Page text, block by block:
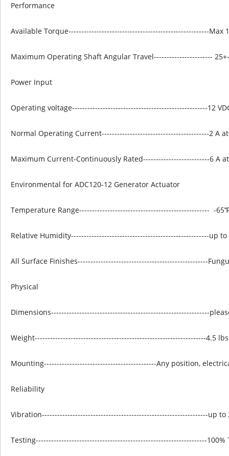
Performance
Available Torque-------------------------------------------------------Max
Maximum Operating Shaft Angular Travel-----------------------
Power Input
Operating voltage-----------------------------------------------------12
Normal Operating Current------------------------------------------2 A at
Maximum Current-Continuously Rated--------------------------6 A at
Environmental for ADC120-12 Generator Actuator
Temperature Range--------------------------------------------------- -
Relative Humidity------------------------------------------------------up to
All Surface Finishes---------------------------------------------------
Physical
Dimensions--------------------------------------------------------------
Weight-------------------------------------------------------------------4.5
Mounting--------------------------------------------Any position,
Reliability
Vibration-----------------------------------------------------------------up to
Testing-------------------------------------------------------------------100%